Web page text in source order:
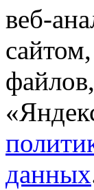
веб-
данных